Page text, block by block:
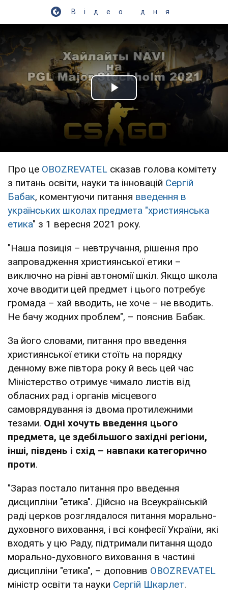
Відео дня
Play Video
Про це OBOZREVATEL сказав голова комітету
з питань освіти, науки та інновацій Сергій
Бабак, коментуючи питання введення в
українських школах предмета "християнська
етика" з 1 вересня 2021 року.
"Наша позиція – невтручання, рішення про
запровадження християнської етики –
виключно на рівні автономії шкіл. Якщо школа
хоче вводити цей предмет і цього потребує
громада – хай вводить, не хоче – не вводить.
Не бачу жодних проблем", – пояснив Бабак.
За його словами, питання про введення
християнської етики стоїть на порядку
денному вже півтора року й весь цей час
Міністерство отримує чимало листів від
обласних рад і органів місцевого
самоврядування із двома протилежними
тезами. Одні хочуть введення цього
предмета, це здебільшого західні регіони,
інші, південь і схід – навпаки категорично
проти.
"Зараз постало питання про введення
дисципліни "етика". Дійсно на Всеукраїнській
раді церков розглядалося питання морально-
духовного виховання, і всі конфесії України, які
входять у цю Раду, підтримали питання щодо
морально-духовного виховання в частині
дисципліни "етика", – доповнив OBOZREVATEL
міністр освіти та науки Сергій Шкарлет.